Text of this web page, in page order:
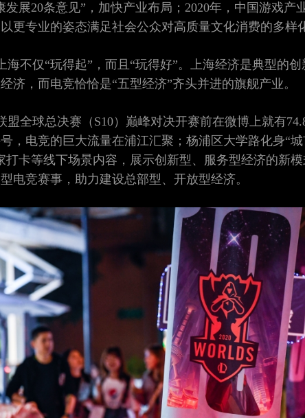
发展20条意见”，加快产业布局；2020年，中国游戏
更专业的姿态满足社会公众对高质量文化消费的多样
海不仅“玩得起”，而且“玩得好”。上海经济是典型的
济，而电竞恰恰是“五型经济”齐头并进的旗舰产业。
盟全球总决赛（S10）巅峰对决开赛前在微博上就有
，电竞的巨大流量在浦江汇聚；杨浦区大学路化身“
打卡等线下场景内容，展示创新型、服务型经济的新
电竞赛事，助力建设总部型、开放型经济。